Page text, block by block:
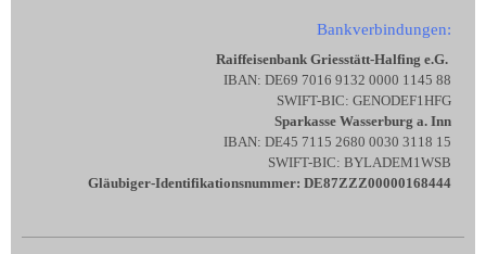
Bankverbindungen:
Raiffeisenbank Griesstätt-Halfing e.G.
IBAN: DE69 7016 9132 0000 1145 88
SWIFT-BIC: GENODEF1HFG
Sparkasse Wasserburg a. Inn
IBAN: DE45 7115 2680 0030 3118 15
SWIFT-BIC: BYLADEM1WSB
Gläubiger-Identifikationsnummer: DE87ZZZ00000168444